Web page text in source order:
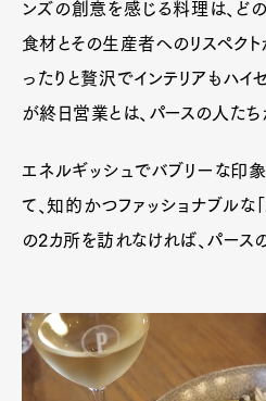
ンズの創意を感じる料理は、ど
食材とその生産者へのリスペク
ったりと贅沢でインテリアもハイ
が終日営業とは、パースの人たち
エネルギッシュでバブリーな印
て、知的かつファッショナブルな「
の2カ所を訪れなければ、パース